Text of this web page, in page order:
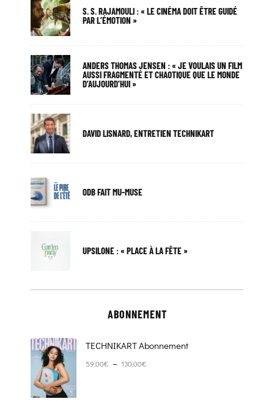
S. S. RAJAMOULI : « LE CINÉMA DOIT ÊTRE GUIDÉ
PAR L’ÉMOTION »
ANDERS THOMAS JENSEN : « JE VOULAIS UN FILM
AUSSI FRAGMENTÉ ET CHAOTIQUE QUE LE MONDE
D’AUJOURD’HUI »
DAVID LISNARD, ENTRETIEN TECHNIKART
ODB FAIT MU-MUSE
UPSILONE : « PLACE À LA FÊTE »
ABONNEMENT
TECHNIKART Abonnement
59,00€ – 130,00€